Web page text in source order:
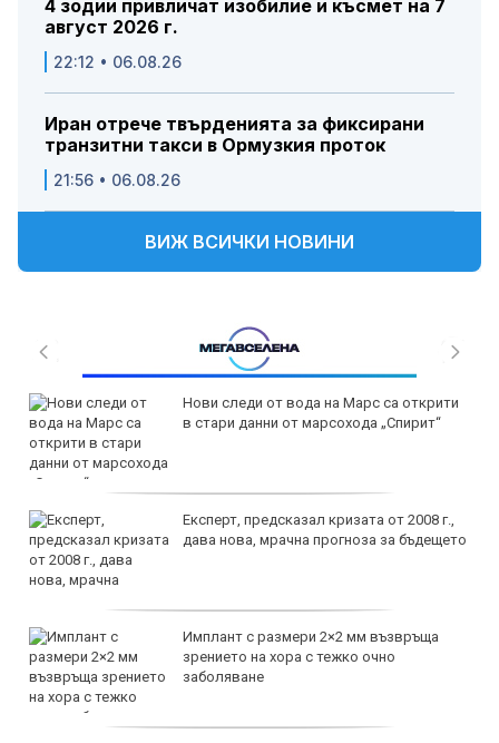
4 зодии привличат изобилие и късмет на 7
август 2026 г.
22:12 • 06.08.26
Иран отрече твърденията за фиксирани
транзитни такси в Ормузкия проток
21:56 • 06.08.26
ВИЖ ВСИЧКИ НОВИНИ
Нови следи от вода на Марс са открити
в стари данни от марсохода „Спирит“
Експерт, предсказал кризата от 2008 г.,
дава нова, мрачна прогноза за бъдещето
Имплант с размери 2×2 мм възвръща
зрението на хора с тежко очно
заболяване